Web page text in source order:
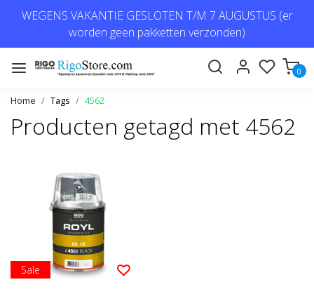
WEGENS VAKANTIE GESLOTEN T/M 7 AUGUSTUS (er
worden geen pakketten verzonden)
0
Home Tags 4562
Producten getagd met 4562
Sale